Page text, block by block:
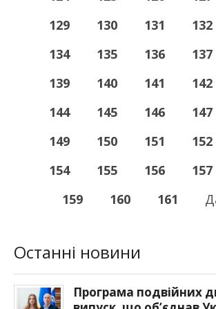
129
130 131 132
134
135 136 137
139
140 141 142
144
145 146 147
149
150 151 152
154
155 156 157
159
160 161
Останні новини
Програма подвійних